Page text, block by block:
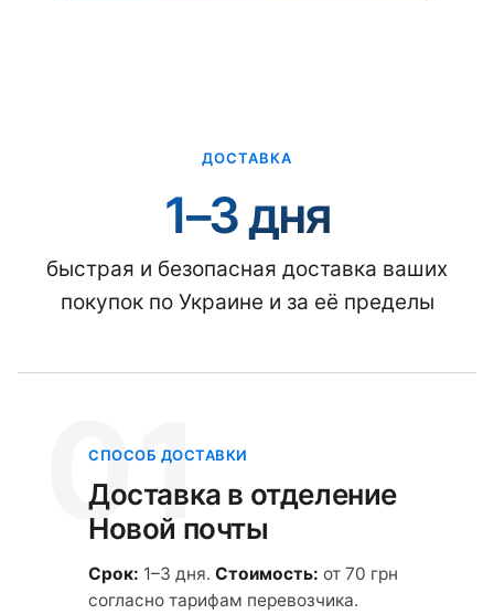
ДОСТАВКА
1–3 дня
быстрая и безопасная доставка ваших
покупок по Украине и за её пределы
01
СПОСОБ ДОСТАВКИ
Доставка в отделение
Новой почты
Срок: 1–3 дня. Стоимость: от 70 грн
согласно тарифам перевозчика.